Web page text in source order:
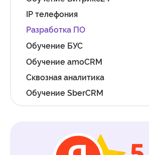
IP телефония
Разработка ПО
Обучение БУС
Обучение amoCRM
Сквозная аналитика
Обучение SberCRM